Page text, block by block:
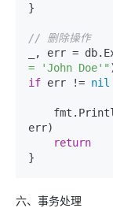
}
// 删除操作
_, err =
= 'John Doe'"
if err != nil
err)
return
六、事务处理